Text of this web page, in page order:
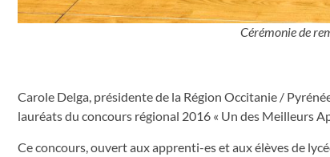
Cérémonie de
Carole Delga, présidente de la Région Occitanie /
lauréats du concours régional 2016 « Un des Meilleurs
Ce concours, ouvert aux apprenti-es et aux élèves de